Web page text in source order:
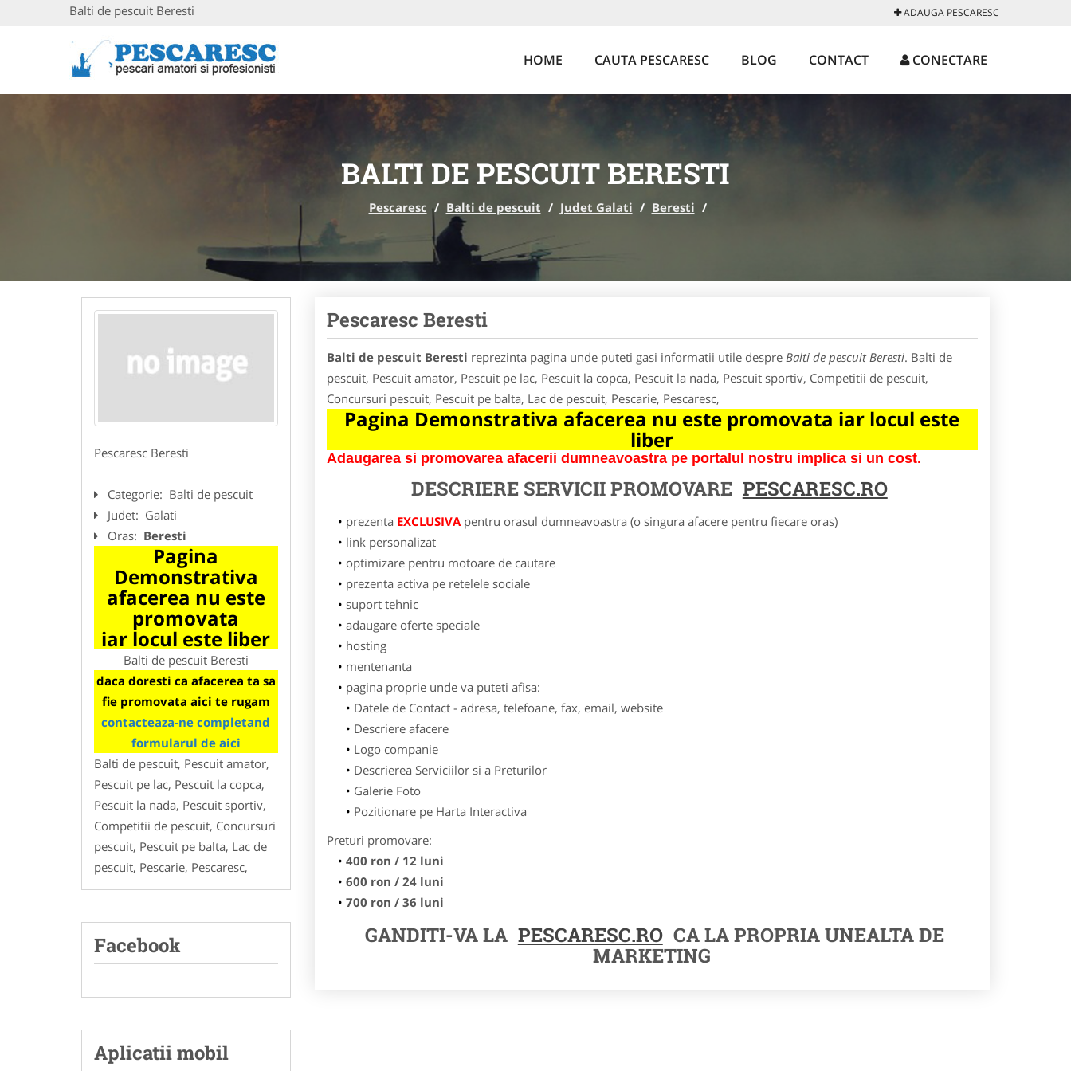
Balti de pescuit Beresti ADAUGA PESCARESC
HOME CAUTA PESCARESC BLOG CONTACT CONECTARE
BALTI DE PESCUIT BERESTI
Pescaresc / Balti de pescuit / Judet Galati / Beresti /
Pescaresc Beresti
Categorie: Balti de pescuit
Judet: Galati
Oras: Beresti
Pagina
Demonstrativa
afacerea nu este
promovata
iar locul este liber
Balti de pescuit Beresti
daca doresti ca afacerea ta sa
fie promovata aici te rugam
contacteaza-ne completand
formularul de aici
Balti de pescuit, Pescuit amator,
Pescuit pe lac, Pescuit la copca,
Pescuit la nada, Pescuit sportiv,
Competitii de pescuit, Concursuri
pescuit, Pescuit pe balta, Lac de
pescuit, Pescarie, Pescaresc,
Facebook
Aplicatii mobil
Pescaresc Beresti
Balti de pescuit Beresti reprezinta pagina unde puteti gasi informatii utile despre Balti de pescuit Beresti. Balti de
pescuit, Pescuit amator, Pescuit pe lac, Pescuit la copca, Pescuit la nada, Pescuit sportiv, Competitii de pescuit,
Concursuri pescuit, Pescuit pe balta, Lac de pescuit, Pescarie, Pescaresc,
Pagina Demonstrativa afacerea nu este promovata iar locul este
liber
Adaugarea si promovarea afacerii dumneavoastra pe portalul nostru implica si un cost.
DESCRIERE SERVICII PROMOVARE PESCARESC.RO
prezenta EXCLUSIVApentru orasul dumneavoastra (o singura afacere pentru fiecare oras)
link personalizat
optimizare pentru motoare de cautare
prezenta activa pe retelele sociale
suport tehnic
adaugare oferte speciale
hosting
mentenanta
pagina proprie unde va puteti afisa:
Datele de Contact - adresa, telefoane, fax, email, website
Descriere afacere
Logo companie
Descrierea Serviciilor si a Preturilor
Galerie Foto
Pozitionare pe Harta Interactiva
Preturi promovare:
400 ron / 12 luni
600 ron / 24 luni
700 ron / 36 luni
GANDITI-VA LA PESCARESC.RO CA LA PROPRIA UNEALTA DE
MARKETING